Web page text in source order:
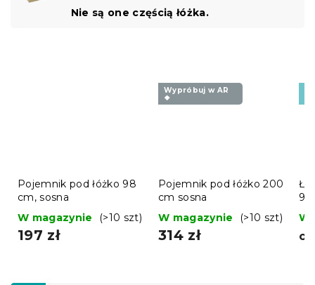
Nie są one częścią łóżka.
Pojemnik pod łóżko 98
cm, sosna
W magazynie
(>10 szt)
197 zł
Wypróbuj w AR
❖
Pojemnik pod łóżko 200
cm sosna
W magazynie
(>10 szt)
314 zł
90
W
od